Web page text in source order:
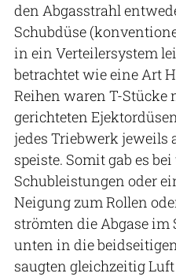
den Abgasstrahl
Schubdüse
in ein Verteilersystem
betrachtet wie eine Art
Reihen waren T-Stücke
gerichteten
jedes Triebwerk jeweils
speiste. Somit gab es
Schubleistungen oder
Neigung zum Rollen
strömten die Abgase
unten in die
saugten gleichzeitig